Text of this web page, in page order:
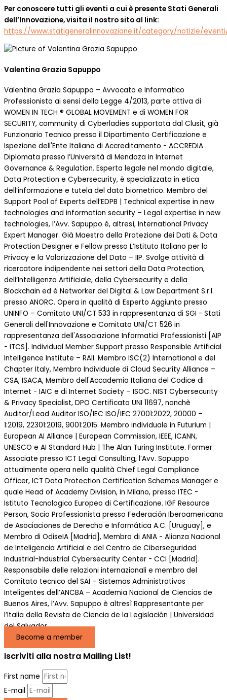
Per conoscere tutti gli eventi a cui è presente Stati Generali
dell’Innovazione, visita il nostro sito al link:
https://www.statigeneralinnovazione.it/category/notizie/
Valentina Grazia Sapuppo
Valentina Grazia Sapuppo – Avvocato e Informatico
Professionista ai sensi della Legge 4/2013, parte attiva di
WOMEN IN TECH ® GLOBAL MOVEMENT e di WOMEN FOR
SECURITY, community di Cyberladies supportata dal Clusit, già
Funzionario Tecnico presso il Dipartimento Certificazione e
Ispezione dell'Ente Italiano di Accreditamento - ACCREDIA .
Diplomata presso l’Università di Mendoza in Internet
Governance & Regulation. Esperta legale nel mondo digitale,
Data Protection e Cybersecurity, è specializzata in etica
dell’informazione e tutela del dato biometrico. Membro del
Support Pool of Experts dell’EDPB | Technical expertise in new
technologies and information security – Legal expertise in new
technologies, l’Avv. Sapuppo è, altresì, International Privacy
Expert Manager. Già Maestro della Protezione dei Dati & Data
Protection Designer e Fellow presso L’Istituto Italiano per la
Privacy e la Valorizzazione del Dato – IIP. Svolge attività di
ricercatore indipendente nei settori della Data Protection,
dell’Intelligenza Artificiale, della Cybersecurity e della
Blockchain ed è Networker del Digital & Law Department S.r.l.
presso ANORC. Opera in qualità di Esperto Aggiunto presso
UNINFO – Comitato UNI/CT 533 in rappresentanza di SGI - Stati
Generali dell'Innovazione e Comitato UNI/CT 526 in
rappresentanza dell'Associazione Informatici Professionisti [AIP
- ITCS]. Individual Member Support presso Responsible Artificial
Intelligence Institute – RAII. Membro ISC(2) International e del
Chapter Italy, Membro Individuale di Cloud Security Alliance –
CSA, ISACA, Membro dell'Accademia Italiana del Codice di
Internet - IAIC e di Internet Society – ISOC. NIST Cybersecurity
& Privacy Specialist, DPO Certificato UNI 11697, nonchè
Auditor/Lead Auditor ISO/IEC ISO/IEC 27001:2022, 20000 –
1:2019, 22301:2019, 9001:2015. Membro individuale in Futurium |
European AI Alliance | European Commission, IEEE, ICANN,
UNESCO e AI Standard Hub | The Alan Turing Institute. Former
Associate presso ICT Legal Consulting, l’Avv. Sapuppo
attualmente opera nella qualità Chief Legal Compliance
Officer, ICT Data Protection Certification Schemes Manager e
quale Head of Academy Division, in Milano, presso ITEC -
Istituto Tecnologico Europeo di Certificazione. IGF Resource
Person, Socio Professionista presso Federación Iberoamericana
de Asociaciones de Derecho e Informática A.C. [Uruguay], e
Membro di OdiseIA [Madrid], Membro di ANIA - Alianza Nacional
de Inteligencia Artificial e del Centro de Ciberseguridad
Industrial-Industrial Cybersecurity Center - CCI [Madrid].
Responsabile delle relazioni internazionali e membro del
Comitato tecnico del SAI – Sistemas Administrativos
Inteligentes dell’ANCBA – Academia Nacional de Ciencias de
Buenos Aires, l’Avv. Sapuppo è altresì Rappresentante per
l’Italia della Revista de Ciencia de la Legislación | Universidad
del Salvador.
Become a member
Iscriviti alla nostra Mailing List!
First name
E-mail